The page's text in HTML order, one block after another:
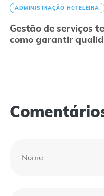
ADMINISTRAÇÃO HOTELEIRA
Gestão de serviços
como garantir